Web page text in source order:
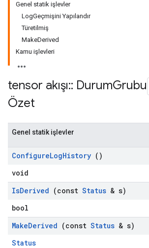
Genel statik işlevler
LogGeçmişini Yapılandır
Türetilmiş
MakeDerived
Kamu işlevleri
tensor akışı:: DurumGrubu
Özet
Genel statik işlevler
ConfigureLogHistory ()
void
IsDerived (const Status & s)
bool
MakeDerived (const Status & s)
Status